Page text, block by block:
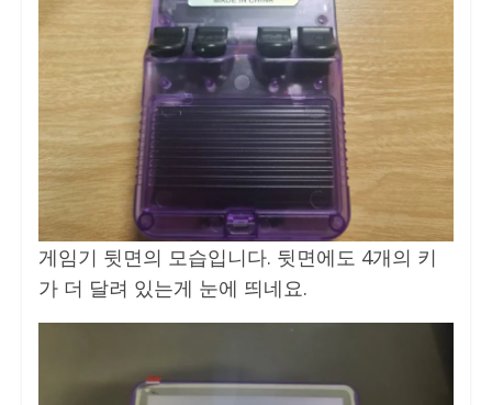
게임기 뒷면의 모습입니다. 뒷면에도 4개의 키
가 더 달려 있는게 눈에 띄네요.